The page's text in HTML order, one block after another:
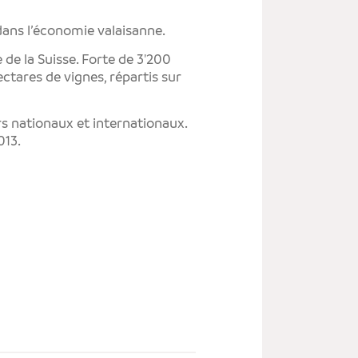
l’économie valaisanne.
la Suisse. Forte de 3'200
de vignes, répartis sur
nationaux et internationaux.